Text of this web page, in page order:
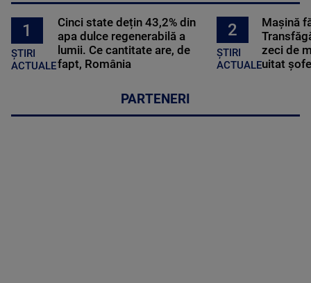
1
ȘTIRI
ACTUALE
Cinci state dețin 43,2% din
apa dulce regenerabilă a
lumii. Ce cantitate are, de
fapt, România
2
ȘTIRI
ACTUALE
Mașină
zeci de
uitat
PARTENERI